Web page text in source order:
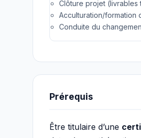
Clôture projet
Acculturation/formation
Conduite du
Prérequis
Être titulaire d’une